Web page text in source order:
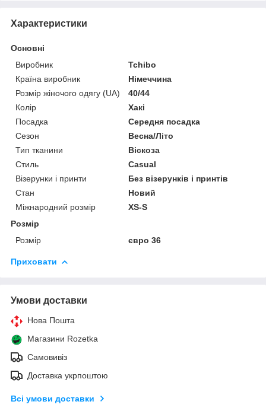
Характеристики
Основні
Виробник
Tchibo
Країна виробник
Німеччина
Розмір жіночого одягу (UA)
40/44
Колір
Хакі
Посадка
Середня посадка
Сезон
Весна/Літо
Тип тканини
Віскоза
Стиль
Casual
Візерунки і принти
Без візерунків і принтів
Стан
Новий
Міжнародний розмір
XS-S
Розмір
Розмір
євро 36
Приховати
Умови доставки
Нова Пошта
Магазини Rozetka
Самовивіз
Доставка укрпоштою
Всі умови доставки